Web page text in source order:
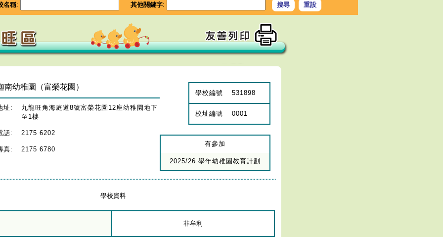
名稱: 其他關鍵字:
南幼稚園（富榮花園）
址:
九龍旺角海庭道8號富榮花園12座幼稚園地下
至1樓
話: 2175 6202
真: 2175 6780
學校編號 531898
校址編號 0001
有參加
2025/26 學年幼稚園教育計劃
學校資料
非牟利